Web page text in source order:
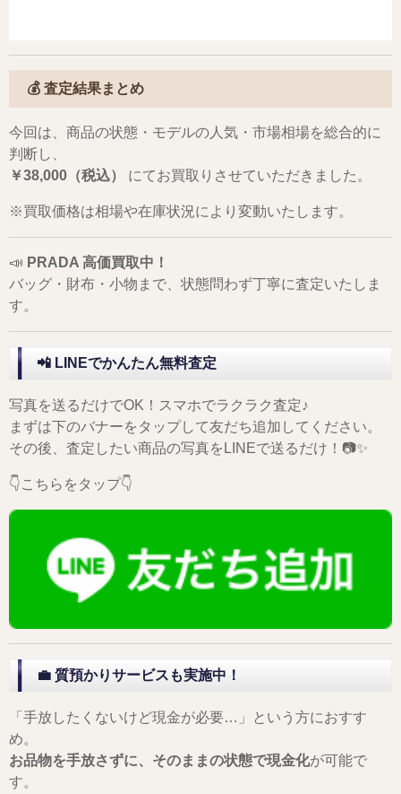
💰 査定結果まとめ
今回は、商品の状態・モデルの人気・市場相場を総合的に
判断し、
￥38,000（税込）
にてお買取りさせていただきました。
※買取価格は相場や在庫状況により変動いたします。
📣 PRADA 高価買取中！
バッグ・財布・小物まで、状態問わず丁寧に査定いたしま
す。
📲 LINEでかんたん無料査定
写真を送るだけでOK！スマホでラクラク査定♪
まずは下のバナーをタップして友だち追加してください。
その後、査定したい商品の写真をLINEで送るだけ！📷✨
👇こちらをタップ👇
💼 質預かりサービスも実施中！
「手放したくないけど現金が必要…」という方におすす
め。
お品物を手放さずに、そのままの状態で現金化が可能で
す。